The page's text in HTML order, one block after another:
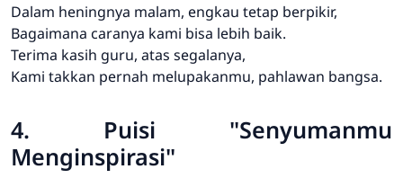
Dalam heningnya malam, engkau tetap berpikir,
Bagaimana caranya kami bisa lebih baik.
Terima kasih guru, atas segalanya,
Kami takkan pernah melupakanmu, pahlawan bangsa.
4. Puisi "Senyumanmu
Menginspirasi"